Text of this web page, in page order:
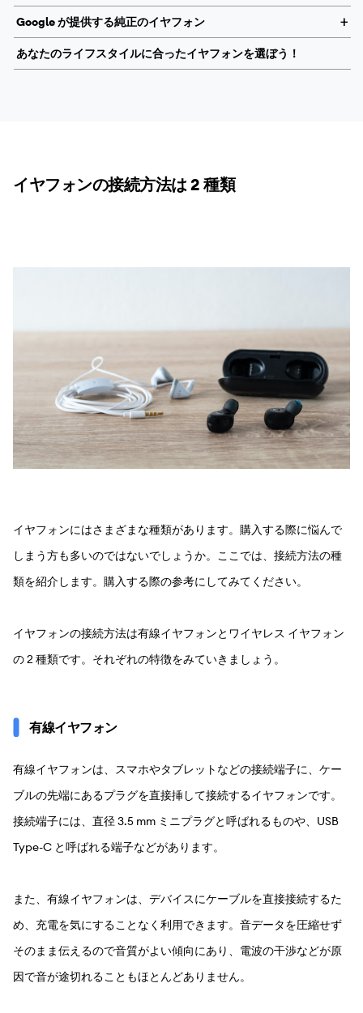
Google が提供する純正のイヤフォン
あなたのライフスタイルに合ったイヤフォンを選ぼう！
イヤフォンの接続方法は 2 種類
イヤフォンにはさまざまな種類があります。購入する際に悩んで
しまう方も多いのではないでしょうか。ここでは、接続方法の種
類を紹介します。購入する際の参考にしてみてください。
イヤフォンの接続方法は有線イヤフォンとワイヤレス イヤフォン
の 2 種類です。それぞれの特徴をみていきましょう。
有線イヤフォン
有線イヤフォンは、スマホやタブレットなどの接続端子に、ケー
ブルの先端にあるプラグを直接挿して接続するイヤフォンです。
接続端子には、直径 3.5 mm ミニプラグと呼ばれるものや、USB
Type-C と呼ばれる端子などがあります。
また、有線イヤフォンは、デバイスにケーブルを直接接続するた
め、充電を気にすることなく利用できます。音データを圧縮せず
そのまま伝えるので音質がよい傾向にあり、電波の干渉などが原
因で音が途切れることもほとんどありません。